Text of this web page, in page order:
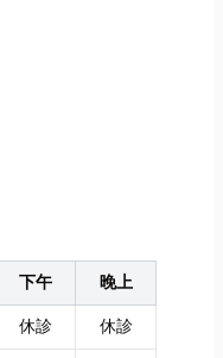
下午
晚上
休診
休診